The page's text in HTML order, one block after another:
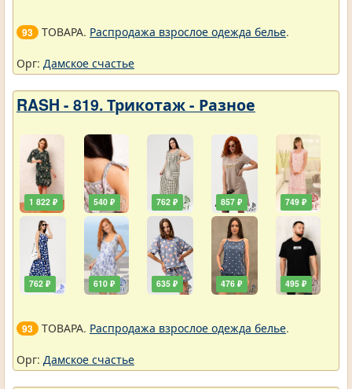
93 ТОВАРА. Распродажа взрослое одежда белье.
Орг: Дамское счастье
RASH - 819. Трикотаж - Разное
1 822 ₽
762 ₽
540 ₽
610 ₽
762 ₽
635 ₽
857 ₽
476 ₽
749 ₽
495 ₽
93 ТОВАРА. Распродажа взрослое одежда белье.
Орг: Дамское счастье